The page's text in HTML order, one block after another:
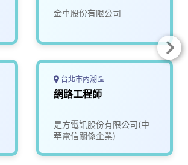
金車股份有限公司
台北市內湖區
網路工程師
是方電訊股份有限公司(中
華電信關係企業)